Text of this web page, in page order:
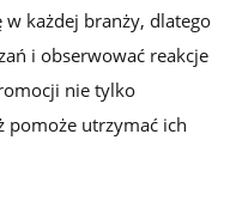
każdej branży, dlatego
i obserwować reakcje
nie tylko
pomoże utrzymać ich